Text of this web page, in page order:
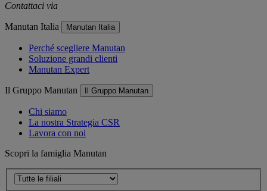
Contattaci via
Manutan Italia Manutan Italia
Perché scegliere Manutan
Soluzione grandi clienti
Manutan Expert
Il Gruppo Manutan Il Gruppo Manutan
Chi siamo
La nostra Strategia CSR
Lavora con noi
Scopri la famiglia Manutan